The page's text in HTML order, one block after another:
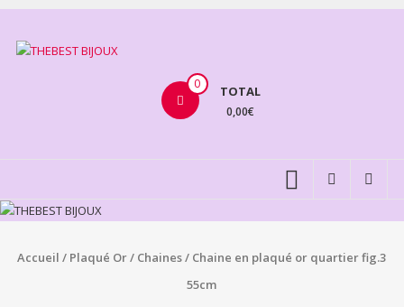
Aller
contenu
BIJOUX
0 TOTAL
0,00€
Accueil / Plaqué Or/ Chaines/ Chaine en plaqué or quartier fig.3
55cm